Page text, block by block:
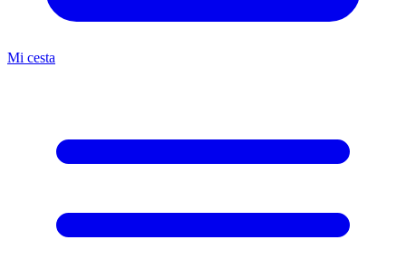
Mi cesta